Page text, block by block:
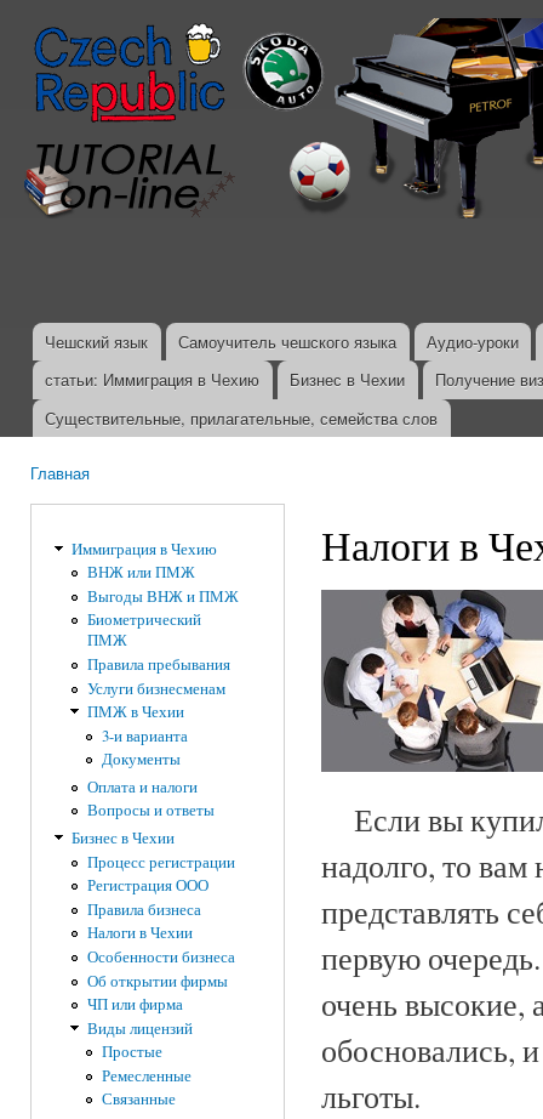
Главное меню
Чешский язык Самоучитель чешского языка
Аудио-уроки
статьи: Иммиграция в Чехию
Бизнес в Чехии
Получение
Существительные, прилагательные, семейства слов
Главная
Иммиграция в Чехию
ВНЖ или ПМЖ
Выгоды ВНЖ и ПМЖ
Биометрический
ПМЖ
Правила пребывания
Услуги бизнесменам
ПМЖ в Чехии
3-и варианта
Документы
Оплата и налоги
Вопросы и ответы
Бизнес в Чехии
Процесс регистрации
Регистрация ООО
Правила бизнеса
Налоги в Чехии
Особенности бизнеса
Об открытии фирмы
ЧП или фирма
Виды лицензий
Простые
Ремесленные
Связанные
Налоги в
Если вы
надолго, то вам
представлять
первую
очень высокие,
обосновались,
льготы.